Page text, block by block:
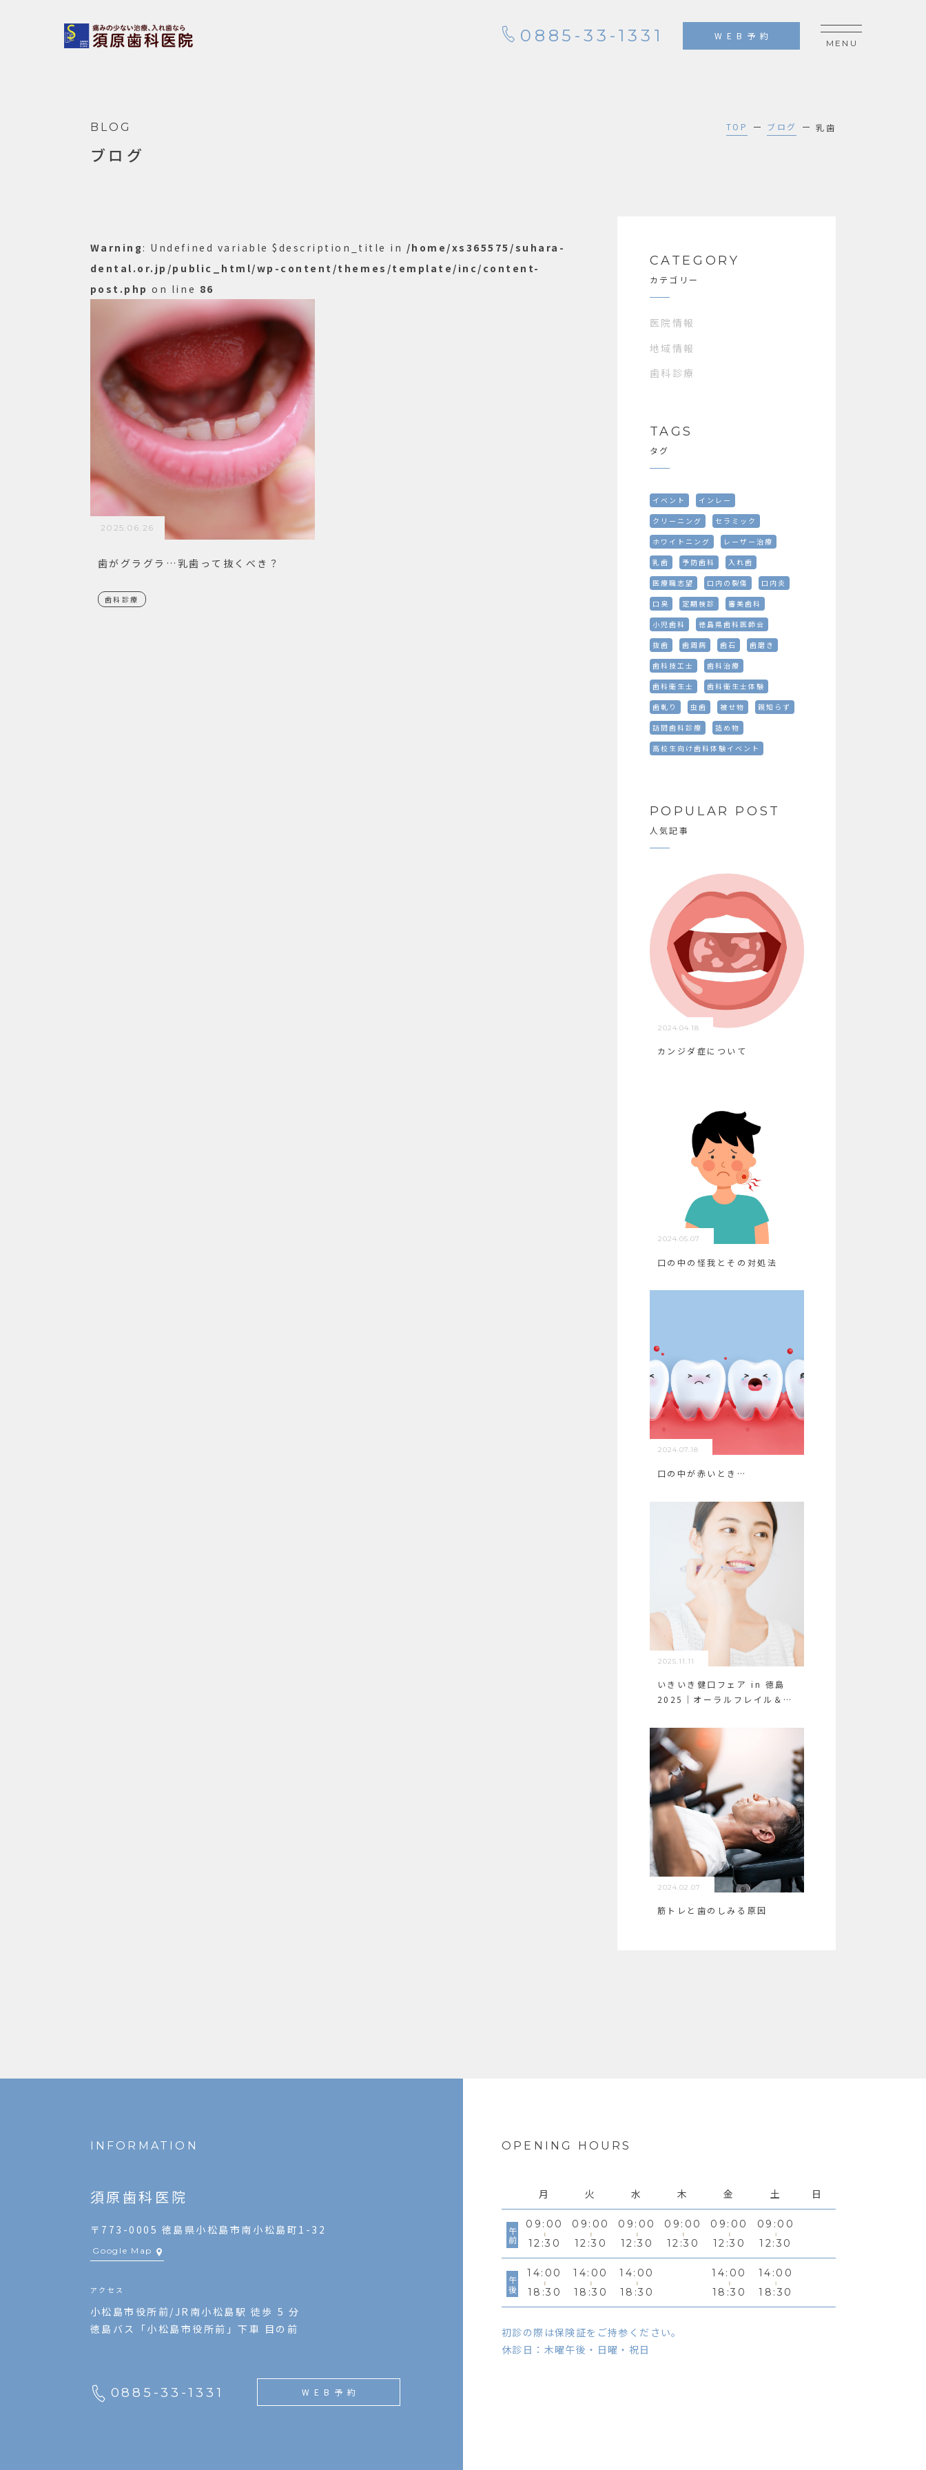
0885-33-1331 WEB予約
BLOG
ブログ
TOP ブログ 乳歯
Warning : Undefined variable $description_title in /home/xs365575/suhara-
dental.or.jp/public_html/wp-content/themes/template/inc/content-
post.php on line 86
2025.06.26
歯がグラグラ…乳歯って抜くべき？
歯科診療
CATEGORY
カテゴリー
医院情報
地域情報
歯科診療
TAGS
タグ
イベント
インレー
クリーニング
セラミック
ホワイトニング
レーザー治療
乳歯
予防歯科
入れ歯
医療職志望
口内の裂傷
口内炎
口臭
定期検診
審美歯科
小児歯科
徳島県歯科医師会
抜歯
歯周病 歯石
歯磨き
歯科技工士
歯科治療
歯科衛生士
歯科衛生士体験
歯軋り
虫歯 被せ物
親知らず
訪問歯科診療
詰め物
高校生向け歯科体験イベント
POPULAR POST
人気記事
2024.04.18
カンジダ症について
2024.05.07
口の中の怪我とその対処法
2024.07.18
口の中が赤いとき…
2025.11.11
いきいき健口フェア in 徳島
2025｜オーラルフレイル＆口
2024.02.07
筋トレと歯のしみる原因
INFORMATION
須原歯科医院
〒773-0005 徳島県小松島市南小松島町1-32
Google Map
アクセス
小松島市役所前/JR南小松島駅 徒歩 5 分
徳島バス「小松島市役所前」下車 目の前
0885-33-1331 WEB予約
OPENING HOURS
月 火 水 木 金 土 日
午前
09:00
12:30
09:00
12:30
09:00
12:30
09:00
12:30
09:00
12:30
09:00
12:30
午後
14:00
18:30
14:00
18:30
14:00
18:30
14:00
18:30
14:00
18:30
初診の際は保険証をご持参ください。
休診日：木曜午後・日曜・祝日